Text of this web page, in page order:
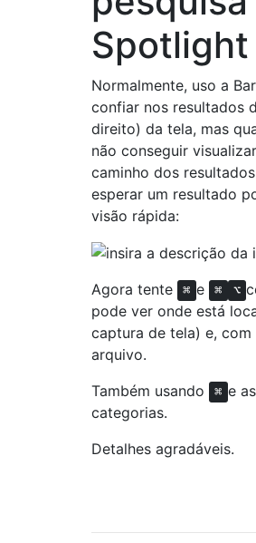
Spotlight
Normalmente, uso a
confiar nos resultados
direito) da tela, mas
não conseguir
caminho dos
esperar um resultado
visão rápida:
Agora tente ⌘ e ⌘ ⌥
pode ver onde está
captura de tela) e,
arquivo.
Também usando
⌘ e
categorias.
Detalhes agradáveis.